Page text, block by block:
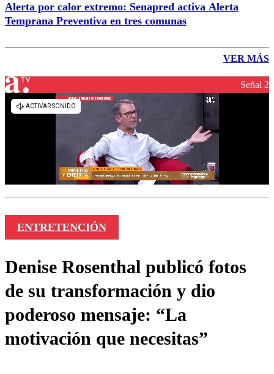
Alerta por calor extremo: Senapred activa Alerta
Temprana Preventiva en tres comunas
VER MÁS
Señal 2
ENTRETENCIÓN
Denise Rosenthal publicó fotos
de su transformación y dio
poderoso mensaje: “La
motivación que necesitas”